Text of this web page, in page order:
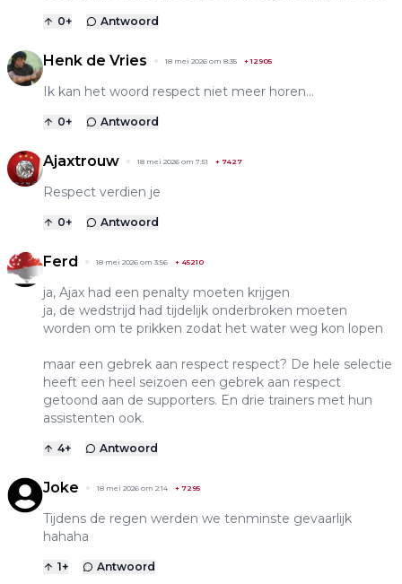
0+ Antwoord
Henk de Vries 18 mei 2026 om 8:35 +12905
Ik kan het woord respect niet meer horen...
0+ Antwoord
Ajaxtrouw 18 mei 2026 om 7:51 + 7427
Respect verdien je
0+ Antwoord
Ferd 18 mei 2026 om 3:56 + 45210
ja, Ajax had een penalty moeten krijgen
ja, de wedstrijd had tijdelijk onderbroken moeten
worden om te prikken zodat het water weg kon lopen
maar een gebrek aan respect respect? De hele selectie
heeft een heel seizoen een gebrek aan respect
getoond aan de supporters. En drie trainers met hun
assistenten ook.
4+ Antwoord
Joke 18 mei 2026 om 2:14 + 7295
Tijdens de regen werden we tenminste gevaarlijk
hahaha
1+ Antwoord